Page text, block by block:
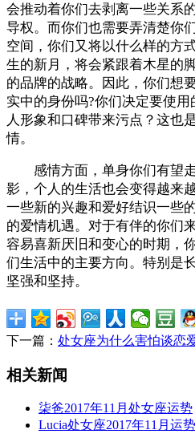
会推动着你们去剥离一些关系
导权。而你们也需要弄清楚你
空间，你们又将以什么样的方
生的新月，将会紧跟着木星的
的品牌的战略。因此，你们想
实中的身份吗?你们决定要使
人形象和口碑带来污点？这也
情。
感情方面，单身你们有望
影，个人的生活也会变得越来
一些新的兴趣和爱好结识一些
的爱情机遇。对于有伴的你们
容易喜新厌旧和变心的时期，
们生活中的主要方向。特别是
坚强和坚持。
下一篇： 处女座为什么害怕谈恋
相关新闻
柒爸2017年11月处女座运势
Lucia处女座2017年11月运势